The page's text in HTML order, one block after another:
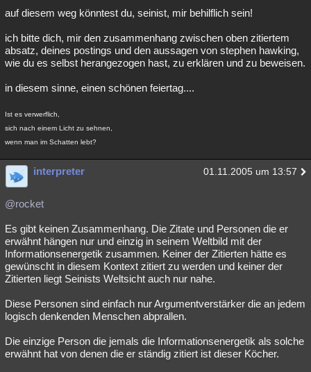
auf diesem weg könntest du, seinist, mir behilflich sein!
ich bitte dich, mir den zusammenhang zwischen oben zitiertem
absatz, deines postings und den aussagen von stephen hawking,
wie du es selbst herangezogen hast, zu erklären und zu beweisen.
in diesem sinne, einen schönen feiertag....
Ist es verwerflich,
sich nach einem Licht zu sehnen,
wenn man im Schatten lebt?
interpreter 01.11.2005 um 13:57
@rocket
Es gibt keinen Zusammenhang. Die Zitate und Personen die er
erwähnt hängen nur und einzig in seinem Weltbild mit der
Informationsenergetik zusammen. Keiner der Zitierten hätte es
gewünscht in diesem Kontext zitiert zu werden und keiner der
Zitierten liegt Seinists Weltsicht auch nur nahe.
Diese Personen sind einfach nur Argumentverstärker die an jedem
logisch denkenden Menschen abprallen.
Die einzige Person die jemals die Informationsenergetik als solche
erwähnt hat von denen die er ständig zitiert ist dieser Köcher.